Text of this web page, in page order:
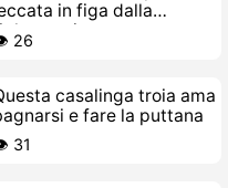
in figa dalla
giovane arrapata
26
casalinga troia ama
e fare la puttana
31